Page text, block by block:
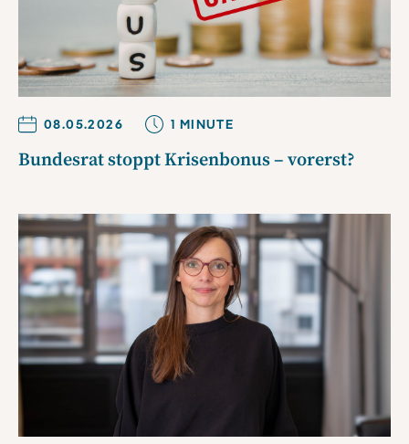
08.05.2026 1 MINUTE
Bundesrat stoppt Krisenbonus – vorerst?